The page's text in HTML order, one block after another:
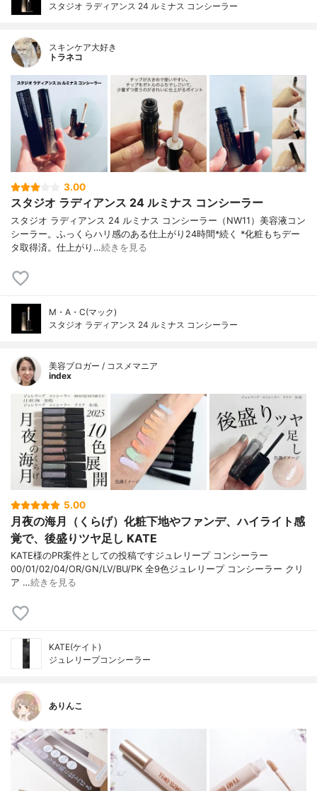
スタジオ ラディアンス 24 ルミナス コンシーラー
スキンケア大好き
トラネコ
3.00
スタジオ ラディアンス 24 ルミナス コンシーラー
スタジオ ラディアンス 24 ルミナス コンシーラー（NW11）美容液コン
シーラー。ふっくらハリ感のある仕上がり24時間*続く *化粧もちデー
タ取得済。仕上がり…続きを見る
M・A・C(マック)
スタジオ ラディアンス 24 ルミナス コンシーラー
美容ブロガー / コスメマニア
index
5.00
月夜の海月（くらげ）化粧下地やファンデ、ハイライト感
覚で、後盛りツヤ足し KATE
KATE様のPR案件としての投稿ですジュレリープ コンシーラー
00/01/02/04/OR/GN/LV/BU/PK 全9色ジュレリープ コンシーラー クリ
ア …続きを見る
KATE(ケイト)
ジュレリープコンシーラー
ありんこ